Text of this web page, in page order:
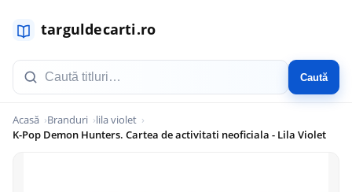
Caută
Acasă Branduri
lila violet
K-Pop Demon Hunters. Cartea de activitati neoficiala - Lila Violet